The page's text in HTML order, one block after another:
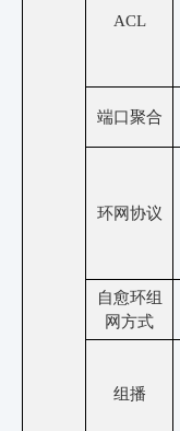
ACL
端口聚合
环网协议
自愈环组
网方式
组播